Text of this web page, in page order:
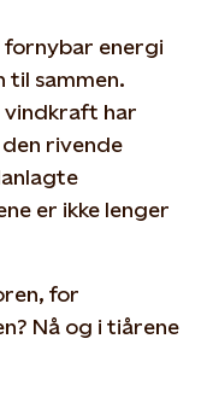
fornybar energi
til sammen.
vindkraft har
rivende
er ikke lenger
for
Nå og i tiårene